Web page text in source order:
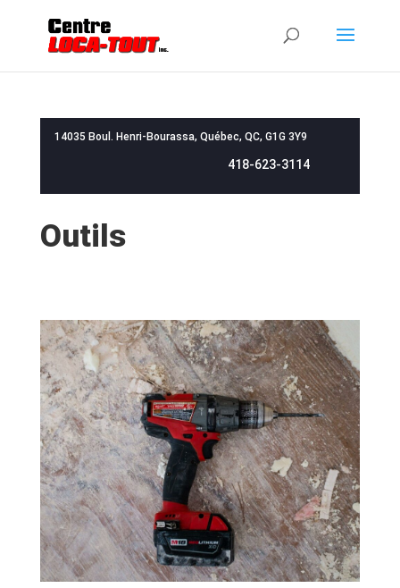
14035 Boul. Henri-Bourassa, Québec, QC, G1G 3Y9
418-623-3114
Outils